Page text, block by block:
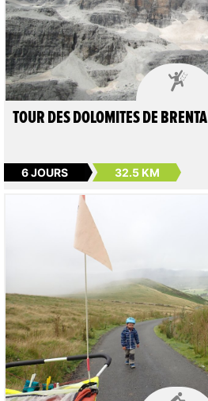

TOUR DES DOLOMITES DE BRENTA
6 JOURS 32.5 KM